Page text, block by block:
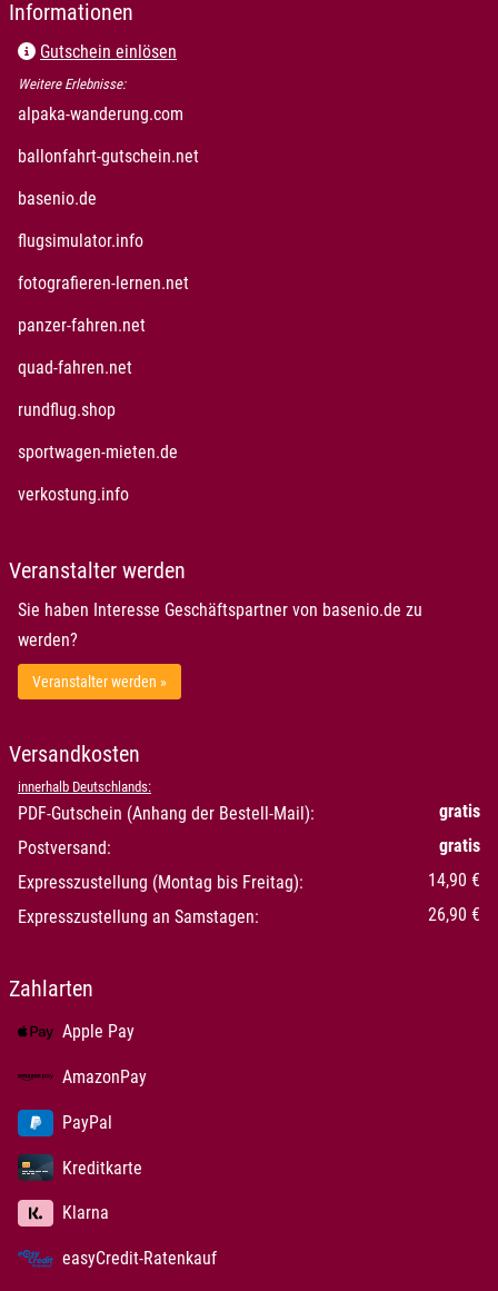
Informationen
Gutschein einlösen
Weitere Erlebnisse:
alpaka-wanderung.com
ballonfahrt-gutschein.netöffnet in neuem Fenster
basenio.de
flugsimulator.infoöffnet in neuem Fenster
fotografieren-lernen.netöffnet in neuem Fenster
panzer-fahren.netöffnet in neuem Fenster
quad-fahren.netöffnet in neuem Fenster
rundflug.shopöffnet in neuem Fenster
sportwagen-mieten.de
verkostung.infoöffnet in neuem Fenster
Veranstalter werden
Sie haben Interesse Geschäftspartner von basenio.de zu
werden?
Veranstalter werden »
Versandkosten
innerhalb Deutschlands:
PDF-Gutschein (Anhang der Bestell-Mail):
gratis
Postversand:
gratis
Expresszustellung (Montag bis Freitag):
14,90 €
Expresszustellung an Samstagen:
26,90 €
Zahlarten
Apple Pay
AmazonPay
PayPal
Kreditkarte
Klarna
easyCredit-Ratenkauf